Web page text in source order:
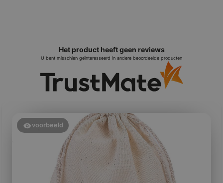
Het product heeft geen reviews
U bent misschien geïnteresseerd in andere beoordeelde producten
voorbeeld